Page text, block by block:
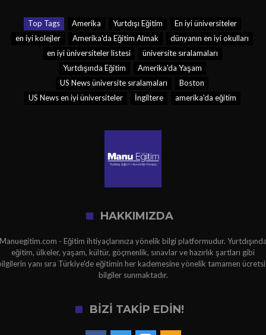
Top Tags Amerika Yurtdışı Eğitim
En iyi üniversiteler
en iyi kolejler
Amerika'da Eğitim Almak
dünyanın en iyi okulları
en iyi üniversiteler listesi
üniversite sıralamaları
Yurtdışında Eğitim
Amerika'da Yaşam
US News üniversite sıralamaları
Boston
US News en iyi üniversiteler
İngiltere amerika'da eğitim
HAKKIMIZDA
- Eğitim ihtiyaçlarınıza yönelik bilgi platformudur.
eğitim, ülkeler, yaşam, kültür, göçmenlik, sınavlar ve hazırlık şartları gibi
yanı sıra Türkiye'de eğitimin her kademesine yönelik tamamen
bilgiler sunmaktadır.
BİZİ TAKİP EDİN!